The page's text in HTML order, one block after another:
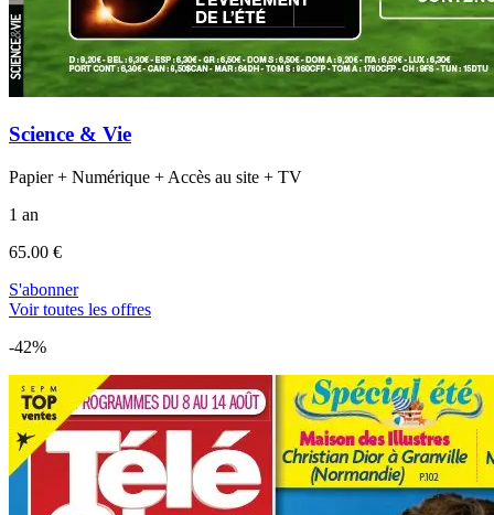
Science & Vie
Papier + Numérique + Accès au site + TV
1 an
65.00 €
S'abonner
Voir toutes les offres
-42%